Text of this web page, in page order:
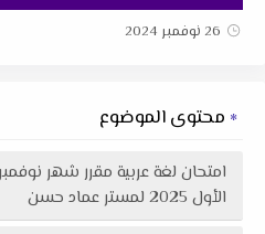
26 نوفمبر 2024
محتوى الموضوع
امتحان لغة عربية مقرر شهر
الأول 2025 لمستر عماد حسن